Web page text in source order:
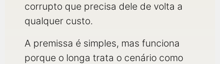
corrupto que precisa dele de volta a
qualquer custo.
A premissa é simples, mas funciona
porque o longa trata o cenário como